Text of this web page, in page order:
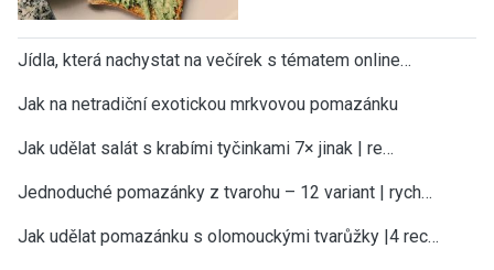
Jídla, která nachystat na večírek s tématem online…
Jak na netradiční exotickou mrkvovou pomazánku
Jak udělat salát s krabími tyčinkami 7× jinak | re…
Jednoduché pomazánky z tvarohu – 12 variant | rych…
Jak udělat pomazánku s olomouckými tvarůžky |4 rec…